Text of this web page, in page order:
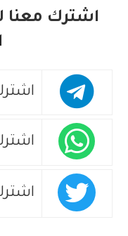
اشترك معنا